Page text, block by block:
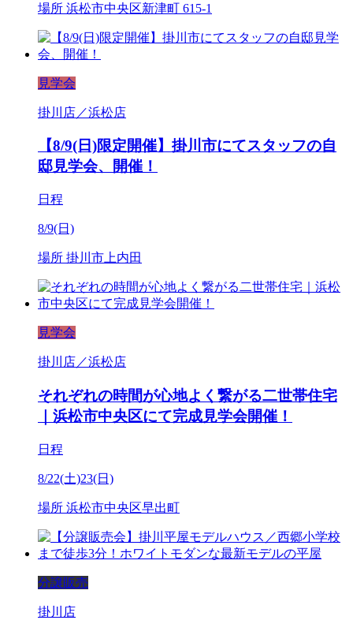
場所 浜松市中央区新津町 615-1
見学会
掛川店／浜松店
【8/9(日)限定開催】掛川市にてスタッフの自
邸見学会、開催！
日程
8/9(日)
場所 掛川市上内田
見学会
掛川店／浜松店
それぞれの時間が心地よく繋がる二世帯住宅
｜浜松市中央区にて完成見学会開催！
日程
8/22(土)23(日)
場所 浜松市中央区早出町
分譲販売
掛川店